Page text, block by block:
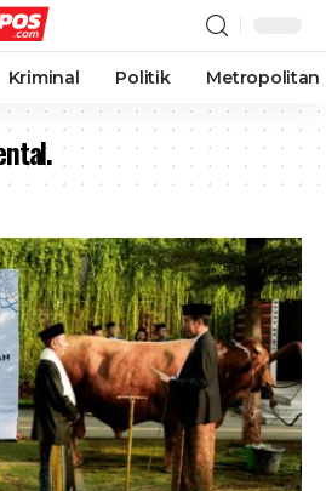
Kriminal Politik Metropolitan